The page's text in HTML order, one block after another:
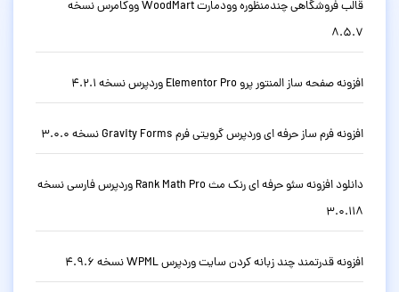
قالب فروشگاهی چندمنظوره وودمارت WoodMart ووکامرس نسخه
8.5.7
افزونه صفحه ساز المنتور پرو Elementor Pro وردپرس نسخه 4.2.1
افزونه فرم ساز حرفه ای وردپرس گرویتی فرم Gravity Forms نسخه 3.0.0
دانلود افزونه سئو حرفه ای رنک مث Rank Math Pro وردپرس فارسی نسخه
3.0.118
افزونه قدرتمند چند زبانه کردن سایت وردپرس WPML نسخه 4.9.6